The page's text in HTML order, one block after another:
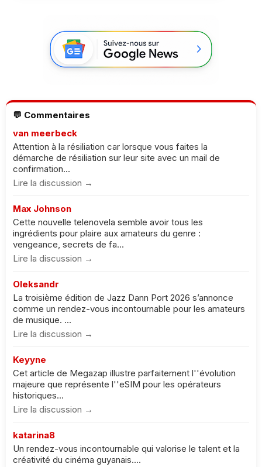
💬 Commentaires
van meerbeck
Attention à la résiliation car lorsque vous faites la
démarche de résiliation sur leur site avec un mail de
confirmation...
Lire la discussion →
Max Johnson
Cette nouvelle telenovela semble avoir tous les
ingrédients pour plaire aux amateurs du genre :
vengeance, secrets de fa...
Lire la discussion →
Oleksandr
La troisième édition de Jazz Dann Port 2026 s’annonce
comme un rendez-vous incontournable pour les amateurs
de musique. ...
Lire la discussion →
Keyyne
Cet article de Megazap illustre parfaitement l''évolution
majeure que représente l''eSIM pour les opérateurs
historiques...
Lire la discussion →
katarina8
Un rendez-vous incontournable qui valorise le talent et la
créativité du cinéma guyanais....